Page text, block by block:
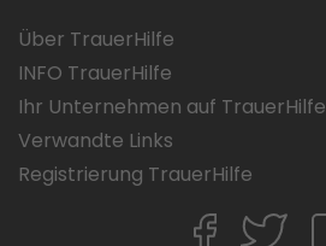
Über TrauerHilfe
INFO TrauerHilfe
Ihr Unternehmen auf TrauerHilfe
Verwandte Links
Registrierung TrauerHilfe